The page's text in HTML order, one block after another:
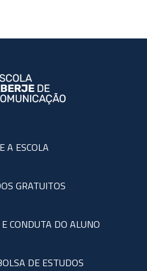
A ESCOLA
GRATUITOS
CONDUTA DO ALUNO
DE ESTUDOS